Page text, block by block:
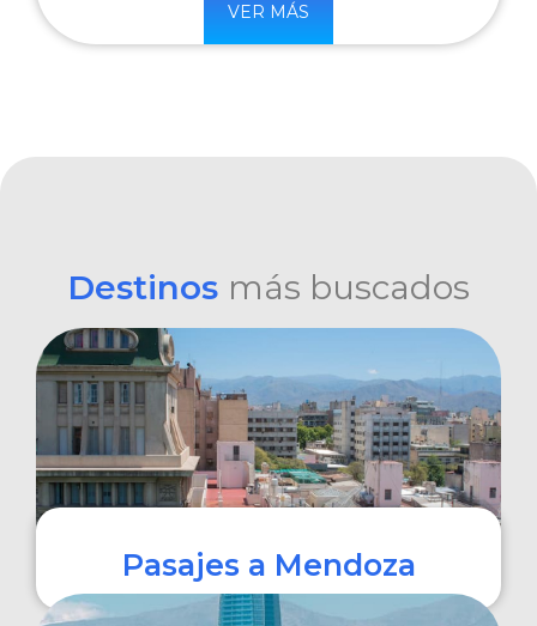
VER MÁS
Destinos más buscados
Pasajes a Mendoza